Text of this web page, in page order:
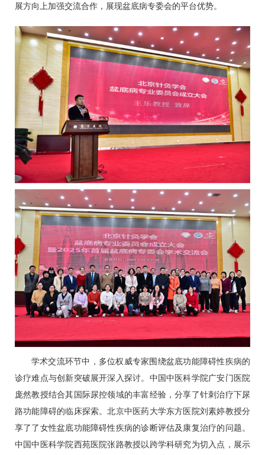
展方向上加强交流合作，展现盆底病专委会的平台优势。
学术交流环节中，多位权威专家围绕盆底功能障碍性疾病的
诊疗难点与创新突破展开深入探讨。中国中医科学院广安门医院
庞然教授结合其国际尿控领域的丰富经验，分享了针刺治疗下尿
路功能障碍的临床探索。北京中医药大学东方医院刘素婷教授分
享了了女性盆底功能障碍性疾病的诊断评估及康复治疗的问题。
中国中医科学院西苑医院张路教授以跨学科研究为切入点，展示